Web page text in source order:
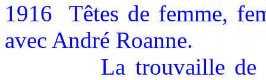
1916
Têtes de femme,
avec André Roanne.
La trouvaille de